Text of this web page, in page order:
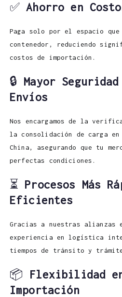
✅Ahorro en
Paga solo por el espacio
contenedor, reduciendo
costos de importación.
🔒 Mayor
Envíos
Nos encargamos de la
la consolidación de carga en
China, asegurando que tu
perfectas condiciones.
⏳ Procesos Más
Eficientes
Gracias a nuestras alianzas
experiencia en logística
tiempos de tránsito y
📦 Flexibilidad
Importación